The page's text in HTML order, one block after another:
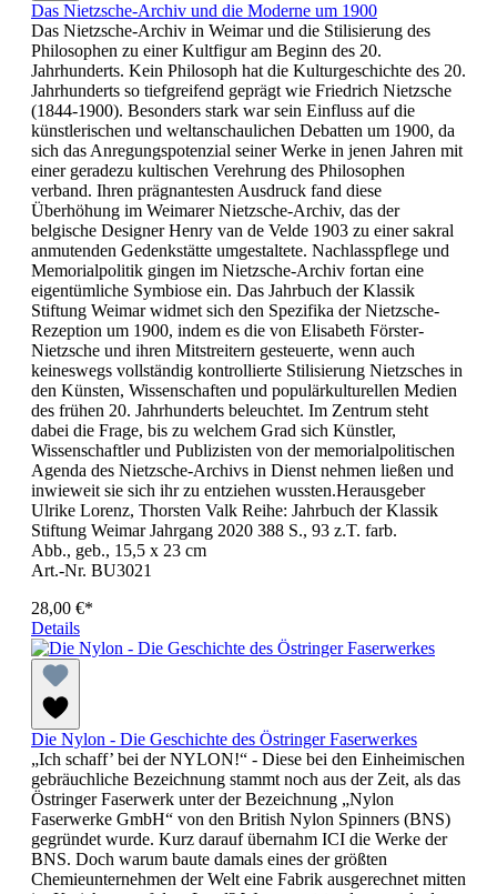
Das Nietzsche-Archiv und die Moderne um 1900
Das Nietzsche-Archiv in Weimar und die Stilisierung des
Philosophen zu einer Kultfigur am Beginn des 20.
Jahrhunderts. Kein Philosoph hat die Kulturgeschichte des 20.
Jahrhunderts so tiefgreifend geprägt wie Friedrich Nietzsche
(1844-1900). Besonders stark war sein Einfluss auf die
künstlerischen und weltanschaulichen Debatten um 1900, da
sich das Anregungspotenzial seiner Werke in jenen Jahren mit
einer geradezu kultischen Verehrung des Philosophen
verband. Ihren prägnantesten Ausdruck fand diese
Überhöhung im Weimarer Nietzsche-Archiv, das der
belgische Designer Henry van de Velde 1903 zu einer sakral
anmutenden Gedenkstätte umgestaltete. Nachlasspflege und
Memorialpolitik gingen im Nietzsche-Archiv fortan eine
eigentümliche Symbiose ein. Das Jahrbuch der Klassik
Stiftung Weimar widmet sich den Spezifika der Nietzsche-
Rezeption um 1900, indem es die von Elisabeth Förster-
Nietzsche und ihren Mitstreitern gesteuerte, wenn auch
keineswegs vollständig kontrollierte Stilisierung Nietzsches in
den Künsten, Wissenschaften und populärkulturellen Medien
des frühen 20. Jahrhunderts beleuchtet. Im Zentrum steht
dabei die Frage, bis zu welchem Grad sich Künstler,
Wissenschaftler und Publizisten von der memorialpolitischen
Agenda des Nietzsche-Archivs in Dienst nehmen ließen und
inwieweit sie sich ihr zu entziehen wussten.Herausgeber
Ulrike Lorenz, Thorsten Valk Reihe: Jahrbuch der Klassik
Stiftung Weimar Jahrgang 2020 388 S., 93 z.T. farb.
Abb., geb., 15,5 x 23 cm
Art.-Nr. BU3021
28,00 €*
Details
Die Nylon - Die Geschichte des Östringer Faserwerkes
„Ich schaff’ bei der NYLON!“ - Diese bei den Einheimischen
gebräuchliche Bezeichnung stammt noch aus der Zeit, als das
Östringer Faserwerk unter der Bezeichnung „Nylon
Faserwerke GmbH“ von den British Nylon Spinners (BNS)
gegründet wurde. Kurz darauf übernahm ICI die Werke der
BNS. Doch warum baute damals eines der größten
Chemieunternehmen der Welt eine Fabrik ausgerechnet mitten